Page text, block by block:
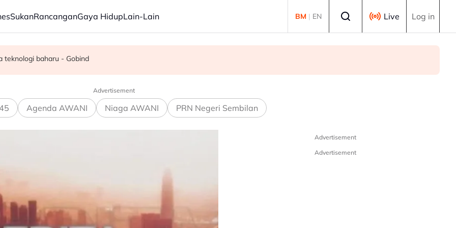
SukanRancanganGaya HidupLain-Lain BM | EN Live Log in
kewangan Lembaga Tabung Haji
teknologi baharu - Gobind
Ampang disekat
Advertisement
Agenda AWANI Niaga AWANI PRN Negeri Sembilan
Advertisement
Advertisement